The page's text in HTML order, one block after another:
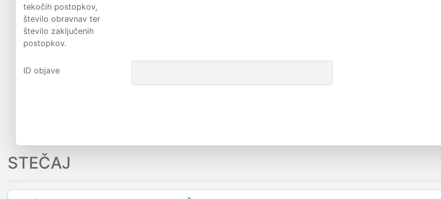
tekočih postopkov,
število obravnav ter
število zaključenih
postopkov.
ID objave
STEČAJ